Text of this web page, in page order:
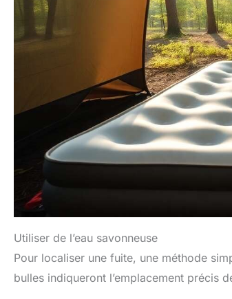
Utiliser de l’eau savonneuse
Pour localiser une fuite, une méthode
bulles indiqueront l’emplacement précis